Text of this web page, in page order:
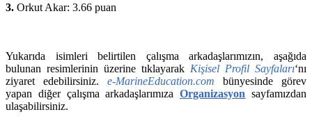
3. Orkut Akar: 3.66 puan
Yukarıda isimleri belirtilen çalışma arkadaşlarımızın, aşağıda
bulunan resimlerinin üzerine tıklayarak Kişisel Profil Sayfaları‘nı
ziyaret edebilirsiniz. e-MarineEducation.com bünyesinde görev
yapan diğer çalışma arkadaşlarımızaOrganizasyon sayfamızdan
ulaşabilirsiniz.